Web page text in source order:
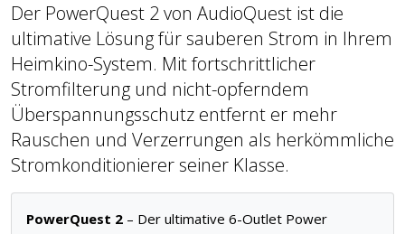
Der PowerQuest 2 von AudioQuest ist die
ultimative Lösung für sauberen Strom in Ihrem
Heimkino-System. Mit fortschrittlicher
Stromfilterung und nicht-opferndem
Überspannungsschutz entfernt er mehr
Rauschen und Verzerrungen als herkömmliche
Stromkonditionierer seiner Klasse.
PowerQuest 2 – Der ultimative 6-Outlet Power